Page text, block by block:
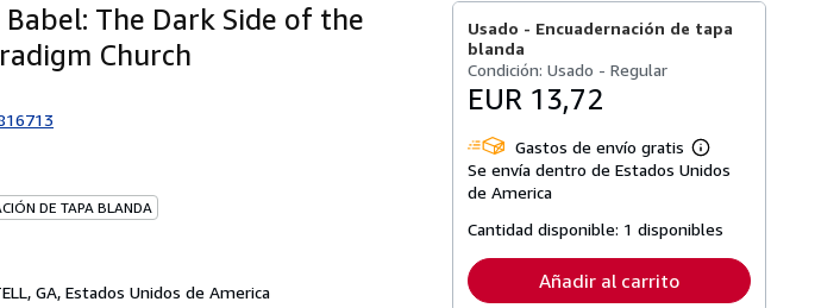
The Dark Side of the
Church
DE TAPA BLANDA
GA, Estados Unidos de America
Usado - Encuadernación de tapa
blanda
Condición: Usado - Regular
EUR 13,72
Gastos de envío gratis
Más
información
tarifas
envío
Se envía dentro de Estados Unidos
de America
Cantidad disponible: 1 disponibles
Añadir al carrito